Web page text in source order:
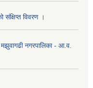
विवरण ।
मझुवागढी नगरपालिका - आ.व.